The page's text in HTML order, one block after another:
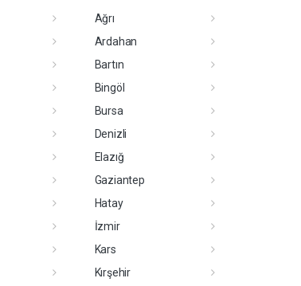
Ağrı
Ardahan
Bartın
Bingöl
Bursa
Denizli
Elazığ
Gaziantep
Hatay
İzmir
Kars
Kırşehir